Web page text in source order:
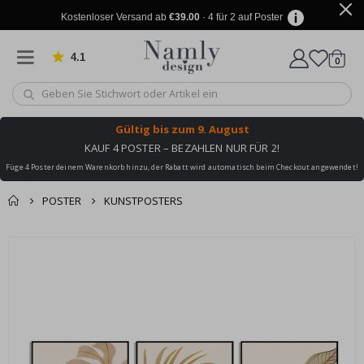
Kostenloser Versand ab €39.00· 4 für 2 auf Poster
4.1 von 1030 Bewertungen
Wagen
0
Gültig bis zum 9. August
KAUF 4 POSTER – BEZAHLEN NUR FÜR 2!
Füge 4 Poster deinem Warenkorb hinzu, der Rabatt wird automatisch beim Checkout angewendet!
POSTER KUNSTPOSTERS